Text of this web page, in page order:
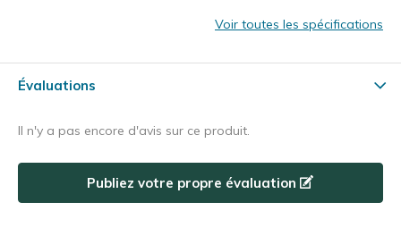
Voir toutes les spécifications
Évaluations
Il n'y a pas encore d'avis sur ce produit.
Publiez votre propre évaluation